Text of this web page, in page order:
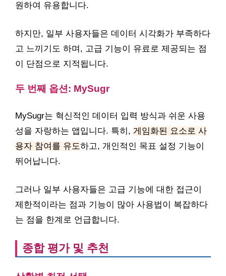
원하여 유용합니다.
하지만, 일부 사용자들은 데이터 시각화가 부족하다
고 느끼기도 하며, 고급 기능이 유료로 제공되는 점
이 단점으로 지적됩니다.
두 번째 옵션: MySugr
MySugr는 혁신적인 데이터 입력 방식과 쉬운 사용
성을 자랑하는 앱입니다. 특히, 게임화된 요소로 사
용자 참여를 유도하고, 개인적인 목표 설정 기능이
뛰어납니다.
그러나 일부 사용자들은 고급 기능에 대한 접근이
제한적이라는 점과 기능이 많아 사용법이 복잡하다
는 점을 한계로 언급합니다.
종합 평가 및 추천